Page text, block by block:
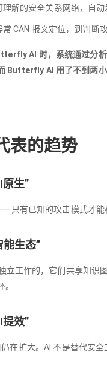
解的安全关系网络，自动
CAN 报文定位，到判
AI 时，系统通过分
Butterfly AI 用了不到两小
表的趋势
生”
只有已知的攻击模式才
能生态”
立工作的，它们共享知识
效”
在扩大。AI 不是替代安